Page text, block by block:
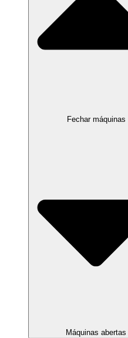
Fechar máquinas
Máquinas abertas